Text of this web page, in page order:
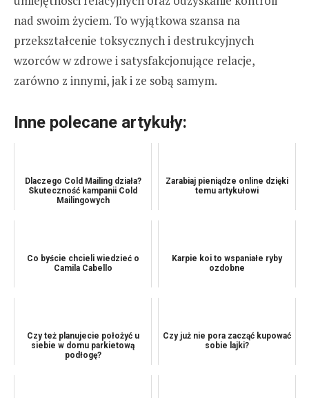
nad swoim życiem. To wyjątkowa szansa na
przekształcenie toksycznych i destrukcyjnych
wzorców w zdrowe i satysfakcjonujące relacje,
zarówno z innymi, jak i ze sobą samym.
Inne polecane artykuły:
Dlaczego Cold Mailing działa?
Skuteczność kampanii Cold
Mailingowych
Zarabiaj pieniądze online dzięki
temu artykułowi
Co byście chcieli wiedzieć o
Camila Cabello
Karpie koi to wspaniałe ryby
ozdobne
Czy też planujecie położyć u
siebie w domu parkietową
podłogę?
Czy już nie pora zacząć kupować
sobie lajki?